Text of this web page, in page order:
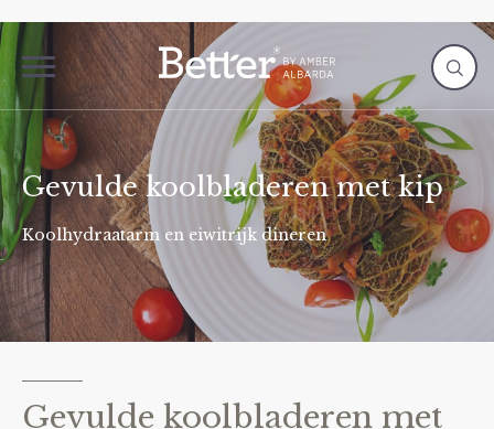
Gevulde koolbladeren met kip
Koolhydraatarm en eiwitrijk dineren
Gevulde koolbladeren met